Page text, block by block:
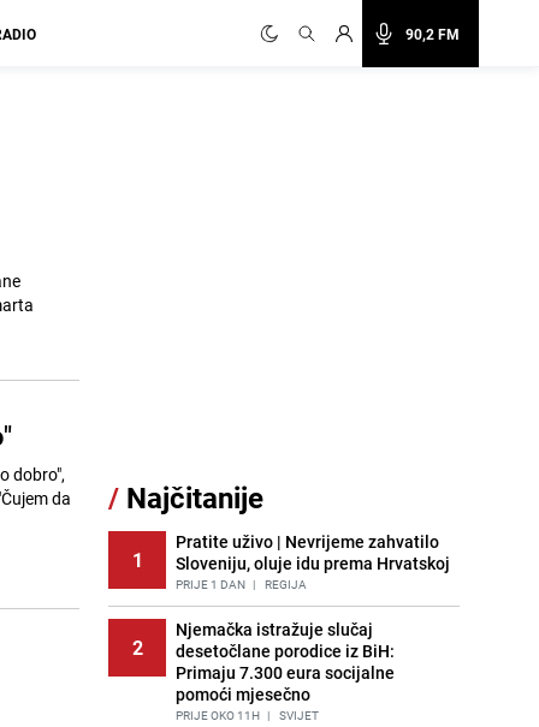
90,2 FM
dobro",
da
/ Najčitanije
1
Pratite uživo | Nevrijeme zahvatilo
Sloveniju, oluje idu prema Hrvatskoj
PRIJE 1 DAN | REGIJA
2
Njemačka istražuje slučaj
desetočlane porodice iz BiH:
Primaju 7.300 eura socijalne
pomoći mjesečno
PRIJE OKO 11H | SVIJET